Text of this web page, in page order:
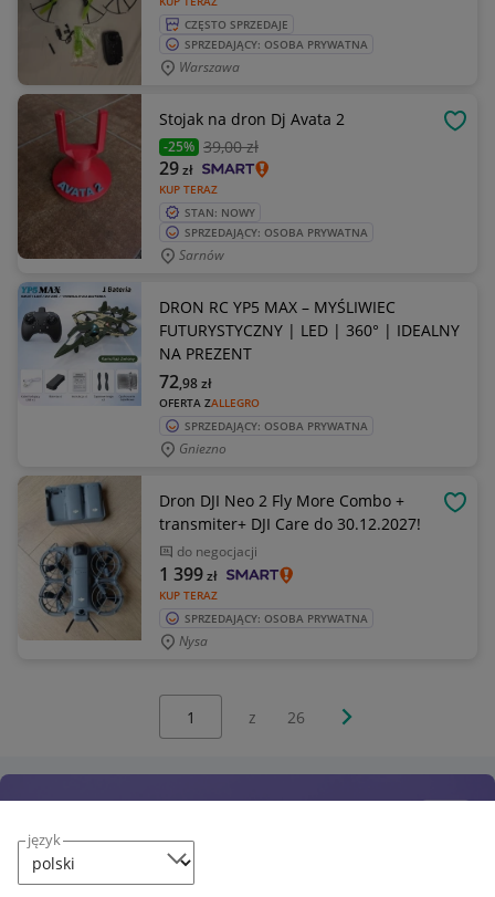
język
CZĘSTO SPRZEDAJE
SPRZEDAJĄCY: OSOBA PRYWATNA
Warszawa
Stojak na dron Dj Avata 2
-25% 39,00 zł
KUP TERAZ
29zł
STAN: NOWY
SPRZEDAJĄCY: OSOBA PRYWATNA
Sarnów
DRON RC YP5 MAX – MYŚLIWIEC
FUTURYSTYCZNY | LED | 360° | IDEALNY
NA PREZENT
OFERTA ZALLEGRO
72,98zł
SPRZEDAJĄCY: OSOBA PRYWATNA
Gniezno
Dron DJI Neo 2 Fly More Combo +
transmiter+ DJI Care do 30.12.2027!
do negocjacji
KUP TERAZ
1 399zł
SPRZEDAJĄCY: OSOBA PRYWATNA
Nysa
z 26 Następna strona